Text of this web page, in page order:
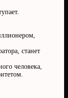
станет
человека,